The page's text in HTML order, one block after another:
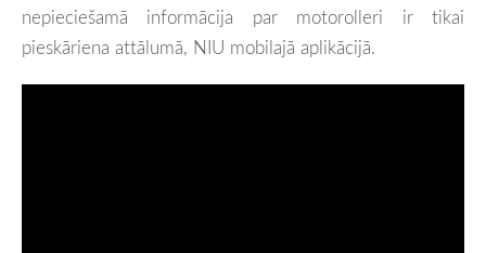
nepieciešamā informācija par motorolleri ir tikai
pieskāriena attālumā, NIU mobilajā aplikācijā.